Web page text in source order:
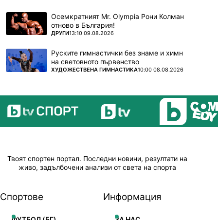
Осемкратният Mr. Olympia Рони Колман
отново в България!
ПОВЕЧЕ ОТ
ДРУГИ13:10 09.08.2026
Руските гимнастички без знаме и химн
на световното първенство
ПОВЕЧЕ ОТ
ХУДОЖЕСТВЕНА ГИМНАСТИКА10:00 08.08.2026
Твоят спортен портал. Последни новини, резултати на
живо, задълбочени анализи от света на спорта
Спортове Информация